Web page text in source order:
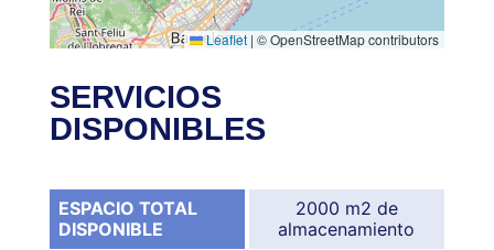
Leaflet | © OpenStreetMap contributors
SERVICIOS
DISPONIBLES
ESPACIO TOTAL
DISPONIBLE
2000 m2 de
almacenamiento